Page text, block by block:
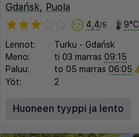
Gdańsk, Puola
4,4/5 9°C
Lennot: Turku - Gdańsk
Meno:
ti 03 marras 09:15
Paluu:
to 05 marras 06:05
Yöt:
2
Huoneen tyyppi ja lento